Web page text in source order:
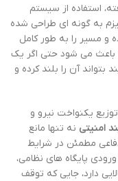
استفاده از سیستم
به گونه ای طراحی شده
و مسیر را به طور کامل
باعث می شود حتی اگر یک
بتواند آن را بلند کرده و
یکنواخت نیرو و
امنیتی نه تنها مانع
مطمئن در شرایط
پایگاه های نظامی،
دارد، جایی که توقف